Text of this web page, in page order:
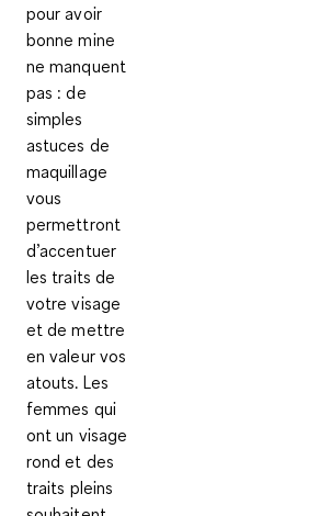
pour avoir
bonne mine
ne manquent
pas : de
simples
astuces de
maquillage
vous
permettront
d’accentuer
les traits de
votre visage
et de mettre
en valeur vos
atouts. Les
femmes qui
ont un visage
rond et des
traits pleins